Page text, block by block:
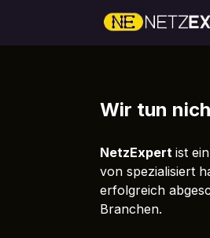
Zum Inhalt springen
Wir tun
NetzExpert ist
von spezialisiert
erfolgreich
Branchen.​